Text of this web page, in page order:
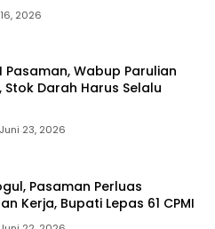
2026
Pasaman, Wabup Parulian
Stok Darah Harus Selalu
Juni 23, 2026
Pasaman Perluas
Kerja, Bupati Lepas 61 CPMI